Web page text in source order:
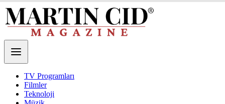
TV Programları
Filmler
Teknoloji